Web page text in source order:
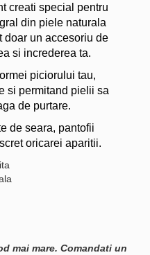
creati special pentru
din piele naturala
doar un accesoriu de
si increderea ta.
piciorului tau,
si permitand pielii sa
de purtare.
de seara, pantofii
oricarei aparitii.
mai mare. Comandati un